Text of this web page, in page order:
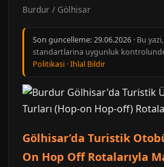
Burdur / Gölhisar
Son guncelleme:29.06.2026 · Bu
standartlarina uygunluk
Politikasi ·Ihlal Bildir
Gölhisar’da Turistik
On Hop Off Rotalarıyla